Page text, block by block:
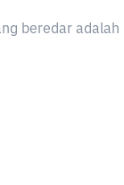
beredar